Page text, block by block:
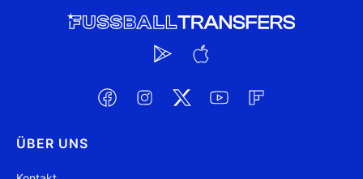
ÜBER UNS